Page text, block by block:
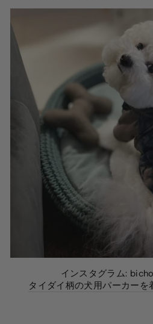
インスタグラム:
タイダイ柄の犬用パーカー